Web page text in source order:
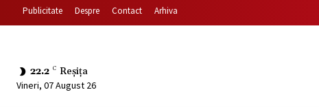
Publicitate Despre Contact Arhiva
22.2 C Reșița
Vineri, 07 August 26